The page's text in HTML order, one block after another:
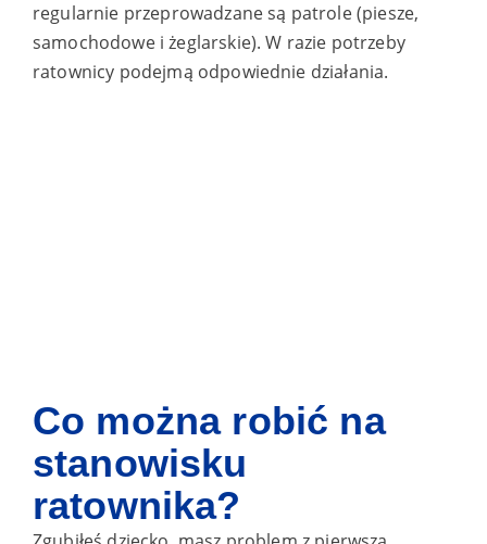
regularnie przeprowadzane są patrole (piesze,
samochodowe i żeglarskie). W razie potrzeby
ratownicy podejmą odpowiednie działania.
Co można robić na
stanowisku
ratownika?